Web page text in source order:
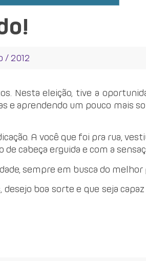
/ 2012
Nesta eleição, tive a
e aprendendo um pouco mais
A você que foi pra rua,
de cabeça erguida e com a
sempre em busca do melhor
boa sorte e que seja